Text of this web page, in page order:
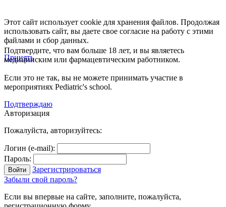
Этот сайт использует cookie для хранения файлов. Продолжая
использовать сайт, вы даете свое согласие на работу с этими
файлами и сбор данных.
Принять
Подтвердите, что вам больше 18 лет, и вы являетесь
медицинским или фармацевтическим работником.
Если это не так, вы не можете принимать участие в
мероприятиях Pediatric's school.
Подтверждаю
Авторизация
Пожалуйста, авторизуйтесь:
Логин (e-mail):
Пароль:
Зарегистрироваться
Забыли свой пароль?
Если вы впервые на сайте, заполните, пожалуйста,